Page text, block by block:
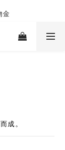
金
成。